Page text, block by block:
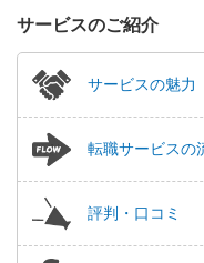
サービスのご紹介
サービスの魅力
転職サービスの
評判・口コミ